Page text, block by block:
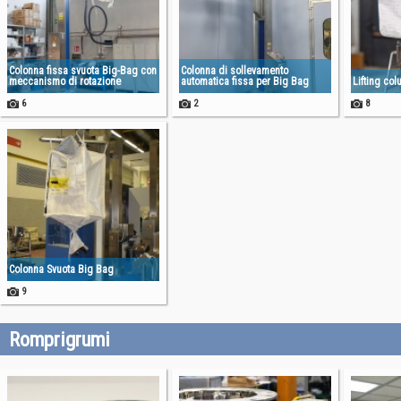
Colonna fissa svuota Big-Bag con
meccanismo di rotazione
6
Colonna di sollevamento
automatica fissa per Big Bag
2
Lifting
8
Colonna Svuota Big Bag
9
Romprigrumi